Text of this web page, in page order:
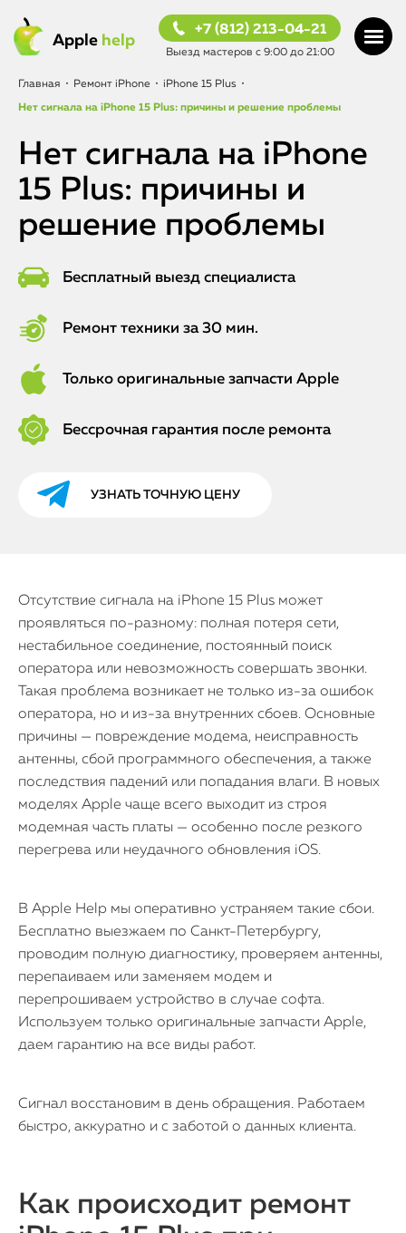
Apple help
+7 (812) 213-04-21
Выезд мастеров с 9:00 до 21:00
Главная • Ремонт iPhone • iPhone 15 Plus •
Нет сигнала на iPhone 15 Plus: причины и решение проблемы
Нет сигнала на iPhone
15 Plus: причины и
решение проблемы
Бесплатный выезд специалиста
Ремонт техники за 30 мин.
Только оригинальные запчасти Apple
Бессрочная гарантия после ремонта
УЗНАТЬ ТОЧНУЮ ЦЕНУ
Отсутствие сигнала на iPhone 15 Plus может
проявляться по-разному: полная потеря сети,
нестабильное соединение, постоянный поиск
оператора или невозможность совершать звонки.
Такая проблема возникает не только из-за ошибок
оператора, но и из-за внутренних сбоев. Основные
причины — повреждение модема, неисправность
антенны, сбой программного обеспечения, а также
последствия падений или попадания влаги. В новых
моделях Apple чаще всего выходит из строя
модемная часть платы — особенно после резкого
перегрева или неудачного обновления iOS.
В Apple Help мы оперативно устраняем такие сбои.
Бесплатно выезжаем по Санкт-Петербургу,
проводим полную диагностику, проверяем антенны,
перепаиваем или заменяем модем и
перепрошиваем устройство в случае софта.
Используем только оригинальные запчасти Apple,
даем гарантию на все виды работ.
Сигнал восстановим в день обращения. Работаем
быстро, аккуратно и с заботой о данных клиента.
Как происходит ремонт